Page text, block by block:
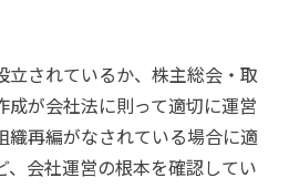
立されているか、株主総会・取
が会社法に則って適切に運営
織再編がなされている場合に適
会社運営の根本を確認してい